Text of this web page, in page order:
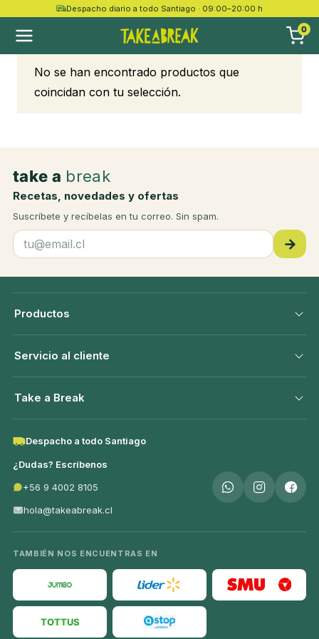
Despacho diario a todo Santiago · 09:00–20:00 h
0
1000 grs
No se han encontrado productos que
coincidan con tu selección.
take a break
Recetas, novedades y ofertas
Suscríbete y recíbelas en tu correo. Sin spam.
→
Productos
Servicio al cliente
Take a Break
Despacho a todo Santiago
¿Dudas? Escríbenos
+56 9 4002 8105
hola@takeabreak.cl
TAMBIÉN NOS ENCUENTRAS EN
TOTTUS